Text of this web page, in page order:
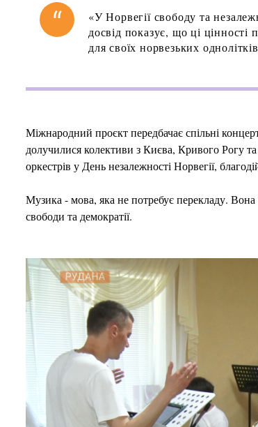
«У Норвегії свободу та
досвід показує, що ці
для своїх норвезьких
Міжнародний проєкт передбачає спільні
долучилися колективи з Києва, Кривого Рогу
оркестрів у День незалежності Норвегії,
Музика - мова, яка не потребує перекладу.
свободи та демократії.